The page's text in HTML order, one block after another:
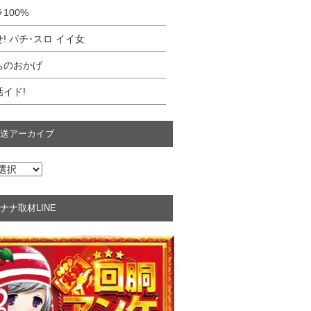
100%
! パチ･スロ イイ女
のおかげ
イド!
アーカイブ
ナ取材LINE